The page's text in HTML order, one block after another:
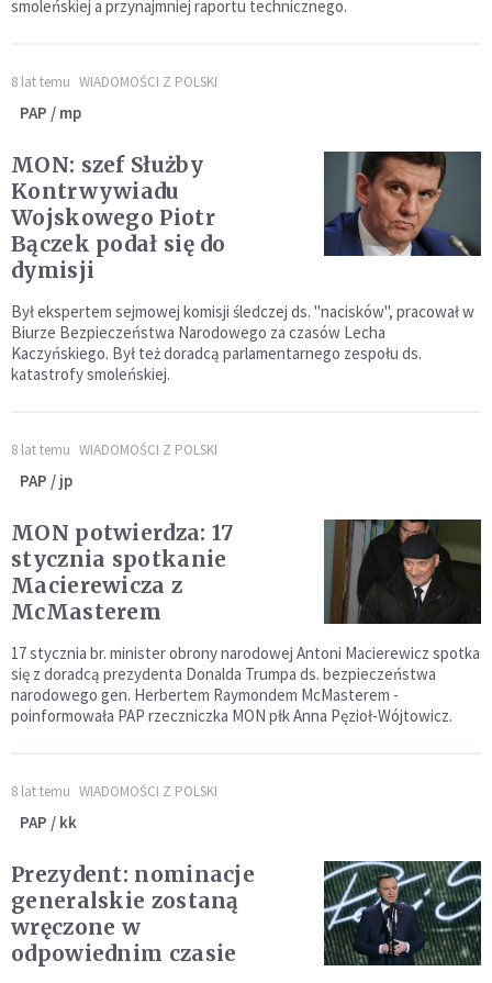
smoleńskiej a przynajmniej raportu technicznego.
8 lat temu WIADOMOŚCI Z POLSKI
PAP / mp
MON: szef Służby
Kontrwywiadu
Wojskowego Piotr
Bączek podał się do
dymisji
Był ekspertem sejmowej komisji śledczej ds. "nacisków", pracował w
Biurze Bezpieczeństwa Narodowego za czasów Lecha
Kaczyńskiego. Był też doradcą parlamentarnego zespołu ds.
katastrofy smoleńskiej.
8 lat temu WIADOMOŚCI Z POLSKI
PAP / jp
MON potwierdza: 17
stycznia spotkanie
Macierewicza z
McMasterem
17 stycznia br. minister obrony narodowej Antoni Macierewicz spotka
się z doradcą prezydenta Donalda Trumpa ds. bezpieczeństwa
narodowego gen. Herbertem Raymondem McMasterem -
poinformowała PAP rzeczniczka MON płk Anna Pęzioł-Wójtowicz.
8 lat temu WIADOMOŚCI Z POLSKI
PAP / kk
Prezydent: nominacje
generalskie zostaną
wręczone w
odpowiednim czasie